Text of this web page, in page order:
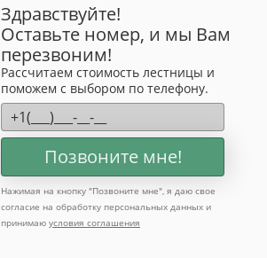
Здравствуйте!
Оставьте номер, и мы Вам
перезвоним!
Рассчитаем стоимость лестницы и
поможем с выбором по телефону.
Позвоните мне!
Нажимая на кнопку "Позвоните мне", я даю свое
согласие на обработку персональных данных и
принимаю условия соглашения